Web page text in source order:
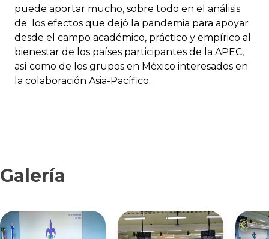
puede aportar mucho, sobre todo en el análisis
de los efectos que dejó la pandemia para apoyar
desde el campo académico, práctico y empírico al
bienestar de los países participantes de la APEC,
así como de los grupos en México interesados en
la colaboración Asia-Pacífico.
Galería